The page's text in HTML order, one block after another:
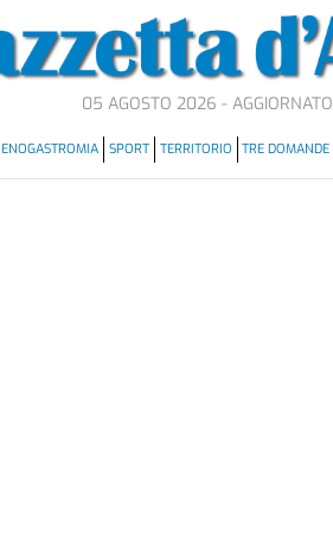
05 AGOSTO 2026 -
ENOGASTROMIA SPORT TERRITORIO TRE